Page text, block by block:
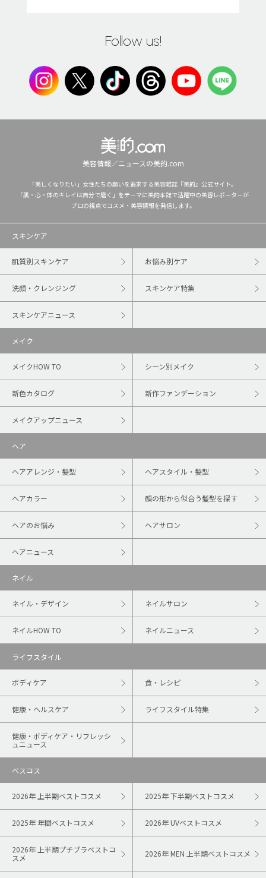
Follow us!
美容情報／ニュースの美的.com
「美しくなりたい」女性たちの願いを追求する美容雑誌『美的』公式サイト。
「肌・心・体のキレイは自分で磨く」をテーマに美的本誌で活躍中の美容レポーターが
プロの視点でコスメ・美容情報を発信します。
スキンケア
肌質別スキンケア お悩み別ケア
洗顔・クレンジング スキンケア特集
スキンケアニュース
メイク
メイクHOW TO シーン別メイク
新色カタログ 新作ファンデーション
メイクアップニュース
ヘア
ヘアアレンジ・髪型 ヘアスタイル・髪型
ヘアカラー 顔の形から似合う髪型を探す
ヘアのお悩み ヘアサロン
ヘアニュース
ネイル
ネイル・デザイン ネイルサロン
ネイルHOW TO ネイルニュース
ライフスタイル
ボディケア 食・レシピ
健康・ヘルスケア ライフスタイル特集
健康・ボディケア・リフレッシ
ュニュース
ベスコス
2026年 上半期ベストコスメ 2025年 下半期ベストコスメ
2025年 年間ベストコスメ 2026年 UVベストコスメ
2026年 上半期プチプラベストコ
スメ
2026年 MEN 上半期ベストコスメ